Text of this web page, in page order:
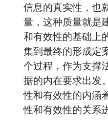
信息的真实性，也
量，这种质量就是
和有效性的基础上
集到最终的形成定
个过程，作为支撑
据的内在要求出发
性和有效性的内涵
性和有效性的关系